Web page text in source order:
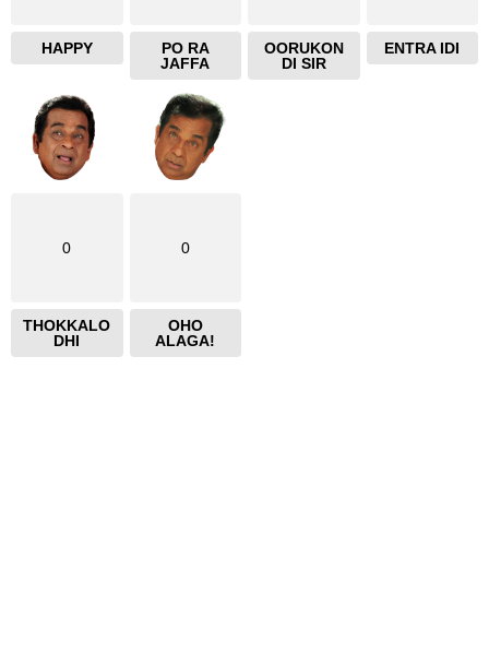
HAPPY
PO RA
JAFFA
OORUKON
DI SIR
ENTRA IDI
0
THOKKALO
DHI
0
OHO
ALAGA!